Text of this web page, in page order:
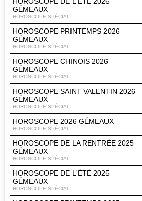
GÉMEAUX
HOROSCOPE SPÉCIAL
HOROSCOPE PRINTEMPS 2026
GÉMEAUX
HOROSCOPE SPÉCIAL
HOROSCOPE CHINOIS 2026
GÉMEAUX
HOROSCOPE SPÉCIAL
HOROSCOPE SAINT VALENTIN 2026
GÉMEAUX
HOROSCOPE SPÉCIAL
HOROSCOPE 2026 GÉMEAUX
HOROSCOPE SPÉCIAL
HOROSCOPE DE LA RENTRÉE 2025
GÉMEAUX
HOROSCOPE SPÉCIAL
HOROSCOPE DE L'ÉTÉ 2025
GÉMEAUX
HOROSCOPE SPÉCIAL